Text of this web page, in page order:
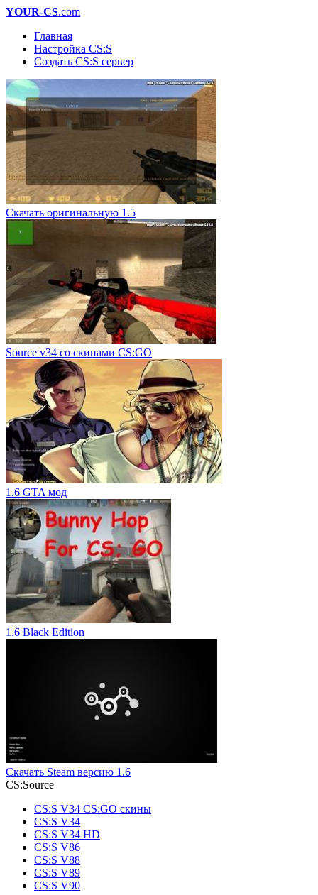
YOUR-CS.com
Главная
Настройка CS:S
Создать CS:S сервер
Скачать оригинальную 1.5
Source v34 со скинами CS:GO
1.6 GTA мод
1.6 Black Edition
Скачать Steam версию 1.6
СS:Source
СS:S V34 СS:GO скины
CS:S V34
CS:S V34 HD
CS:S V86
CS:S V88
CS:S V89
CS:S V90